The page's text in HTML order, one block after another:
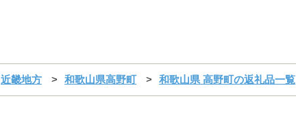
近畿地方 和歌山県高野町 和歌山県 高野町の返礼品一覧